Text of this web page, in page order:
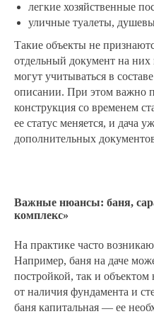
легкие хозяйственные
уличные туалеты,
Такие объекты не
отдельный документ на них
могут учитываться в
описании. При этом важно
конструкция со временем
ее статус меняется, и дача
дополнительных
Важные нюансы: баня,
комплекс»
На практике часто
Например, баня на даче
постройкой, так и
от наличия фундамента и
баня капитальная — ее